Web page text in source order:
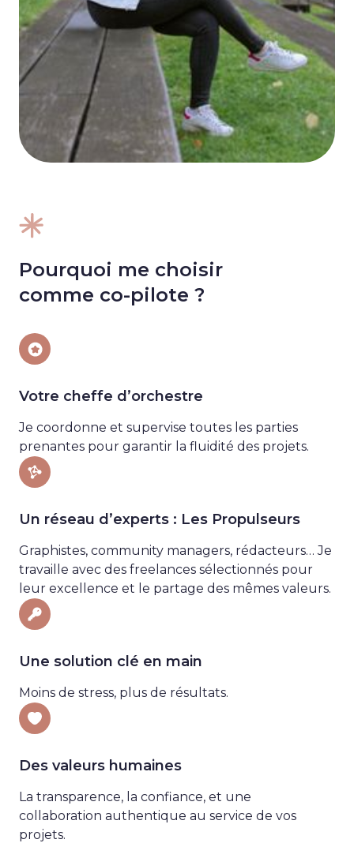
Pourquoi me choisir
comme co-pilote ?
Votre cheffe d’orchestre
Je coordonne et supervise toutes les parties
prenantes pour garantir la fluidité des projets.
Un réseau d’experts : Les Propulseurs
Graphistes, community managers, rédacteurs… Je
travaille avec des freelances sélectionnés pour
leur excellence et le partage des mêmes valeurs.
Une solution clé en main
Moins de stress, plus de résultats.
Des valeurs humaines
La transparence, la confiance, et une
collaboration authentique au service de vos
projets.